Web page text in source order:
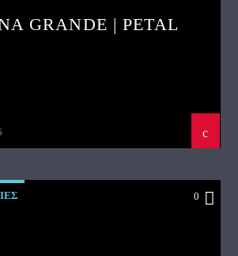
GRANDE | PETAL
0